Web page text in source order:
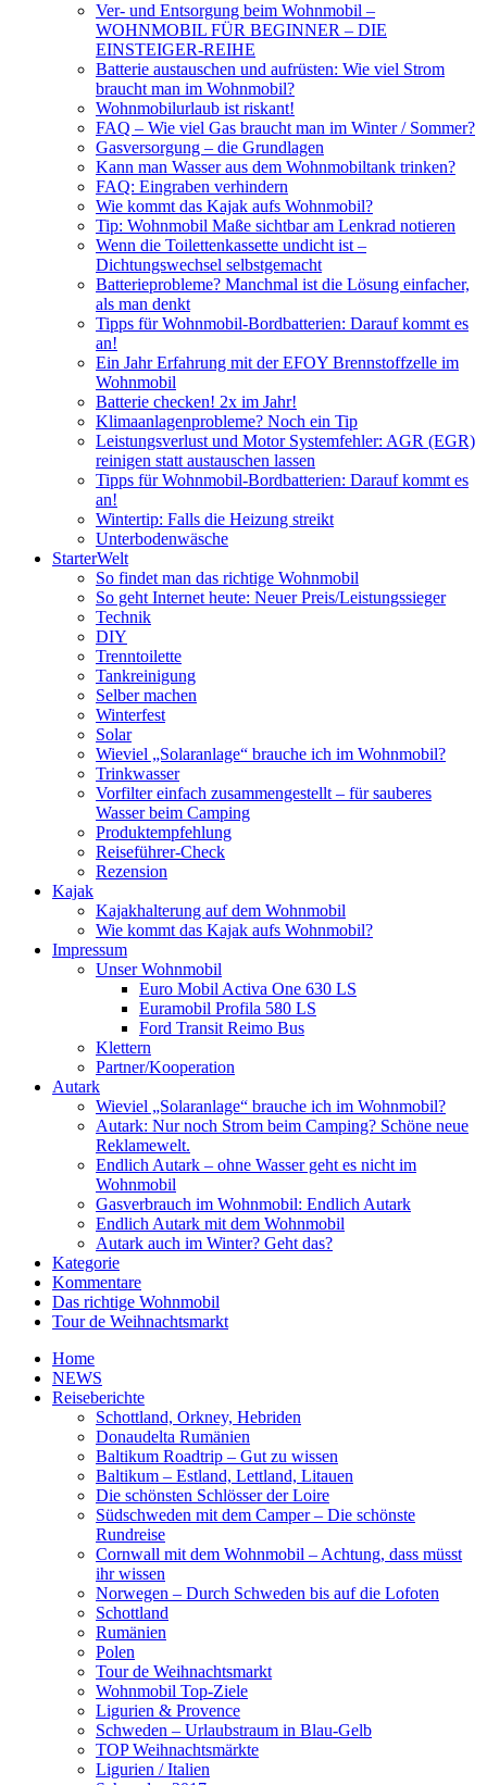
Ver- und Entsorgung beim Wohnmobil –
WOHNMOBIL FÜR BEGINNER – DIE
EINSTEIGER-REIHE
Batterie austauschen und aufrüsten: Wie viel Strom
braucht man im Wohnmobil?
Wohnmobilurlaub ist riskant!
FAQ – Wie viel Gas braucht man im Winter / Sommer?
Gasversorgung – die Grundlagen
Kann man Wasser aus dem Wohnmobiltank trinken?
FAQ: Eingraben verhindern
Wie kommt das Kajak aufs Wohnmobil?
Tip: Wohnmobil Maße sichtbar am Lenkrad notieren
Wenn die Toilettenkassette undicht ist –
Dichtungswechsel selbstgemacht
Batterieprobleme? Manchmal ist die Lösung einfacher,
als man denkt
Tipps für Wohnmobil-Bordbatterien: Darauf kommt es
an!
Ein Jahr Erfahrung mit der EFOY Brennstoffzelle im
Wohnmobil
Batterie checken! 2x im Jahr!
Klimaanlagenprobleme? Noch ein Tip
Leistungsverlust und Motor Systemfehler: AGR (EGR)
reinigen statt austauschen lassen
Tipps für Wohnmobil-Bordbatterien: Darauf kommt es
an!
Wintertip: Falls die Heizung streikt
Unterbodenwäsche
StarterWelt
So findet man das richtige Wohnmobil
So geht Internet heute: Neuer Preis/Leistungssieger
Technik
DIY
Trenntoilette
Tankreinigung
Selber machen
Winterfest
Solar
Wieviel „Solaranlage“ brauche ich im Wohnmobil?
Trinkwasser
Vorfilter einfach zusammengestellt – für sauberes
Wasser beim Camping
Produktempfehlung
Reiseführer-Check
Rezension
Kajak
Kajakhalterung auf dem Wohnmobil
Wie kommt das Kajak aufs Wohnmobil?
Impressum
Unser Wohnmobil
Euro Mobil Activa One 630 LS
Euramobil Profila 580 LS
Ford Transit Reimo Bus
Klettern
Partner/Kooperation
Autark
Wieviel „Solaranlage“ brauche ich im Wohnmobil?
Autark: Nur noch Strom beim Camping? Schöne neue
Reklamewelt.
Endlich Autark – ohne Wasser geht es nicht im
Wohnmobil
Gasverbrauch im Wohnmobil: Endlich Autark
Endlich Autark mit dem Wohnmobil
Autark auch im Winter? Geht das?
Kategorie
Kommentare
Das richtige Wohnmobil
Tour de Weihnachtsmarkt
Home
NEWS
Reiseberichte
Schottland, Orkney, Hebriden
Donaudelta Rumänien
Baltikum Roadtrip – Gut zu wissen
Baltikum – Estland, Lettland, Litauen
Die schönsten Schlösser der Loire
Südschweden mit dem Camper – Die schönste
Rundreise
Cornwall mit dem Wohnmobil – Achtung, dass müsst
ihr wissen
Norwegen – Durch Schweden bis auf die Lofoten
Schottland
Rumänien
Polen
Tour de Weihnachtsmarkt
Wohnmobil Top-Ziele
Ligurien & Provence
Schweden – Urlaubstraum in Blau-Gelb
TOP Weihnachtsmärkte
Ligurien / Italien